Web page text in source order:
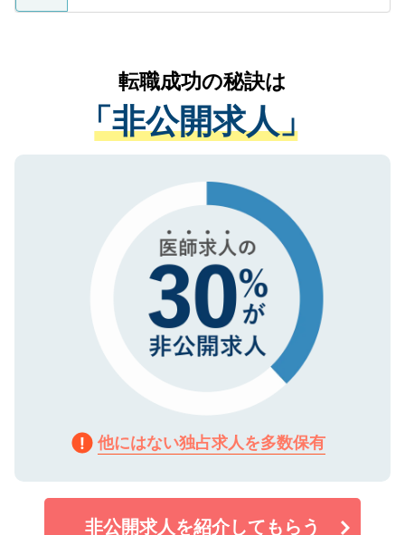
ているすべての個人データはご本人の許可
は、個人情報の取り扱いについての厳密な
管理基準を満たした事業者のみに付与され
る、プライバシーマークを取得済みです。
で、機密保持に関してもご安心ください。
かがいして、現在の医療機関の状況や紹介
経験をまじえながら、適切なアドバイスを
させていただきます。すぐにご転職をされ
ない方には、長期的なサポートが可能です
ので、まずはご登録ください。
転職成功の秘訣は
「非公開求人」
他にはない独占求人を多数保有
非公開求人を紹介してもらう